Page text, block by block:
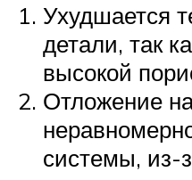
Ухудшается
детали, так
высокой
Отложение
системы, из-